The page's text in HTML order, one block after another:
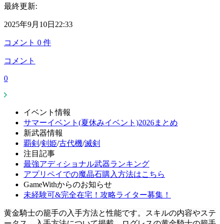
最終更新:
2025年9月10日22:33
コメント 0 件
コメント
0
イベント情報
サマーイベント(夏休みイベント)2026まとめ
新武器情報
覇剣 /剣姫/古代機/滅剣
注目記事
最強アディショナル武器ランキング
アプリペイでの魔晶石購入方法はこちら
GameWithからのお知らせ
未経験可&完全在宅！攻略ライター募集！
黄金騎士の籠手の入手方法と性能です。スキルの内容やステ